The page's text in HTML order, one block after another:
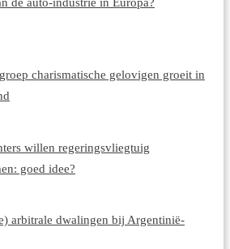
charismatische gelovigen groeit in
willen regeringsvliegtuig
goed idee?
arbitrale dwalingen bij Argentinië-